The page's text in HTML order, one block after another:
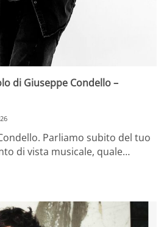
di Giuseppe Condello –
Parliamo subito del tuo
di vista musicale, quale…